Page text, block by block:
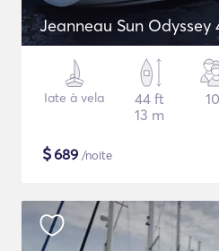
Jeanneau Sun Odyssey
Iate à vela
44 ft
13 m
10
$689 /noite